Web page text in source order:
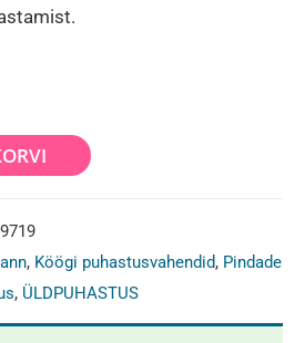
, Köögi puhastusvahendid, Pindade
, ÜLDPUHASTUS